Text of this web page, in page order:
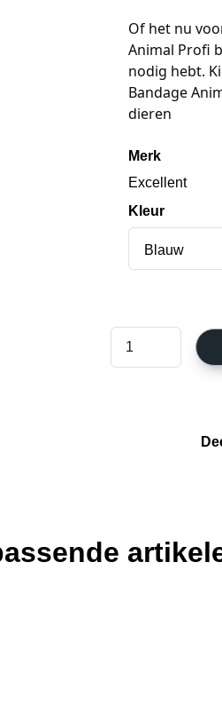
Of het nu
Animal Profi
nodig hebt.
Bandage
dieren
Merk
Excellent
Kleur
Blauw